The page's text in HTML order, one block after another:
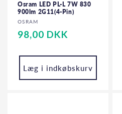
Osram LED PL-L 7W 830
900lm 2G11(4-Pin)
Forhandler:
OSRAM
Normalpris
98,00 DKK
Læg i indkøbskurv